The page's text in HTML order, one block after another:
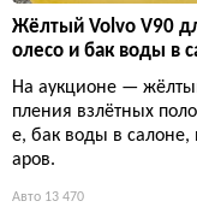
Жёлтый Volvo V90
олесо и бак воды в
На аукционе —
пления взлётных
е, бак воды в салоне,
аров.
Авто 13 470